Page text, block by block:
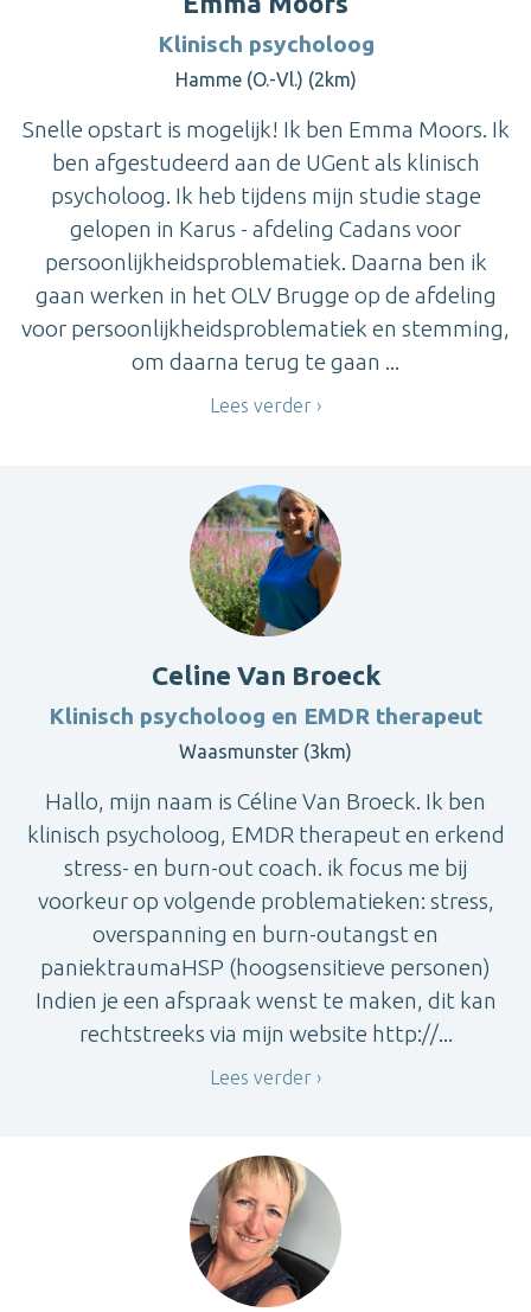
Klinisch psycholoog
Hamme (O.-Vl.) (2km)
Snelle opstart is mogelijk! Ik ben Emma Moors. Ik
ben afgestudeerd aan de UGent als klinisch
psycholoog. Ik heb tijdens mijn studie stage
gelopen in Karus - afdeling Cadans voor
persoonlijkheidsproblematiek. Daarna ben ik
gaan werken in het OLV Brugge op de afdeling
voor persoonlijkheidsproblematiek en stemming,
om daarna terug te gaan ...
Lees verder
Celine Van Broeck
Klinisch psycholoog en EMDR therapeut
Waasmunster (3km)
Hallo, mijn naam is Céline Van Broeck. Ik ben
klinisch psycholoog, EMDR therapeut en erkend
stress- en burn-out coach. ik focus me bij
voorkeur op volgende problematieken: stress,
overspanning en burn-outangst en
paniektraumaHSP (hoogsensitieve personen)
Indien je een afspraak wenst te maken, dit kan
rechtstreeks via mijn website http://...
Lees verder